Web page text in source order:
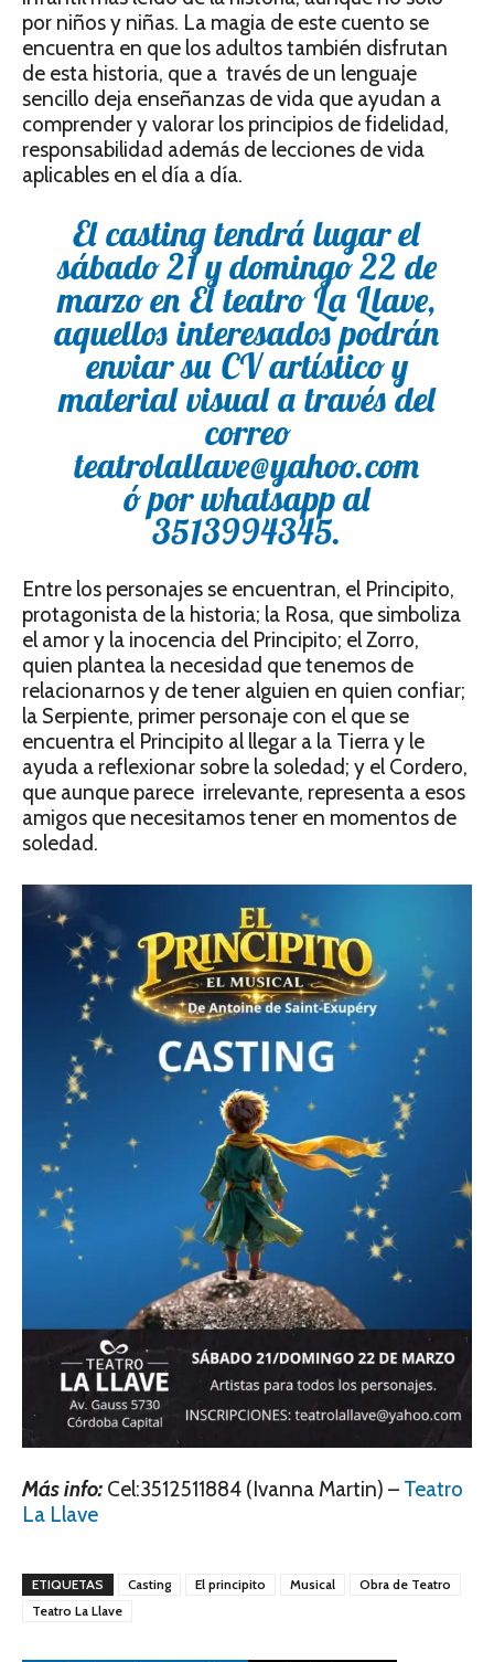
por niños y niñas. La magia de este cuento se
encuentra en que los adultos también disfrutan
de esta historia, que a través de un lenguaje
sencillo deja enseñanzas de vida que ayudan a
comprender y valorar los principios de fidelidad,
responsabilidad además de lecciones de vida
aplicables en el día a día.
El casting tendrá lugar el
sábado 21 y domingo 22 de
marzo en El teatro La Llave,
aquellos interesados podrán
enviar su CV artístico y
material visual a través del
correo
teatrolallave@yahoo.com
ó por whatsapp al
3513994345.
Entre los personajes se encuentran, el Principito,
protagonista de la historia; la Rosa, que simboliza
el amor y la inocencia del Principito; el Zorro,
quien plantea la necesidad que tenemos de
relacionarnos y de tener alguien en quien confiar;
la Serpiente, primer personaje con el que se
encuentra el Principito al llegar a la Tierra y le
ayuda a reflexionar sobre la soledad; y el Cordero,
que aunque parece irrelevante, representa a esos
amigos que necesitamos tener en momentos de
soledad.
Más info: Cel:3512511884 (Ivanna Martin) – Teatro
La Llave
ETIQUETAS Casting El principito Musical
Obra de Teatro
Teatro La Llave